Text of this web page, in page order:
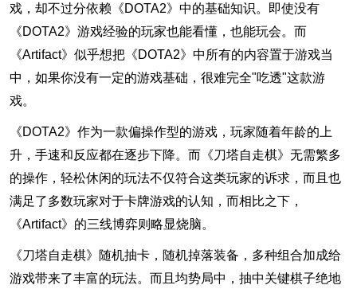
戏，却不过分依赖《DOTA2》中的基础知识。即使没有
《DOTA2》游戏经验的玩家也能看懂，也能玩会。而
《Artifact》似乎想把《DOTA2》中所有的内容置于游戏当
中，如果你没有一定的游戏基础，很难完全"吃透"这款游
戏。
《DOTA2》作为一款偏操作型的游戏，玩家随着年龄的上
升，手速和反应都在逐步下降。而《刀塔自走棋》无需繁多
的操作，轻松休闲的玩法不仅符合这类玩家的诉求，而且也
满足了多数玩家对于卡牌游戏的认知，而相比之下，
《Artifact》的三线博弈则略显烧脑。
《刀塔自走棋》随机抽卡，随机掉落装备，多种组合加成给
游戏带来了丰富的玩法。而且均势局中，抽中关键棋子绝地